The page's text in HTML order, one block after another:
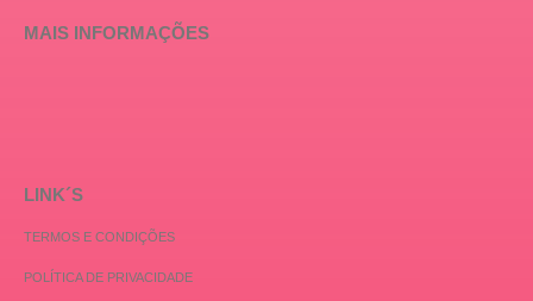
MAIS INFORMAÇÕES
LINK´S
TERMOS E CONDIÇÕES
POLÍTICA DE PRIVACIDADE